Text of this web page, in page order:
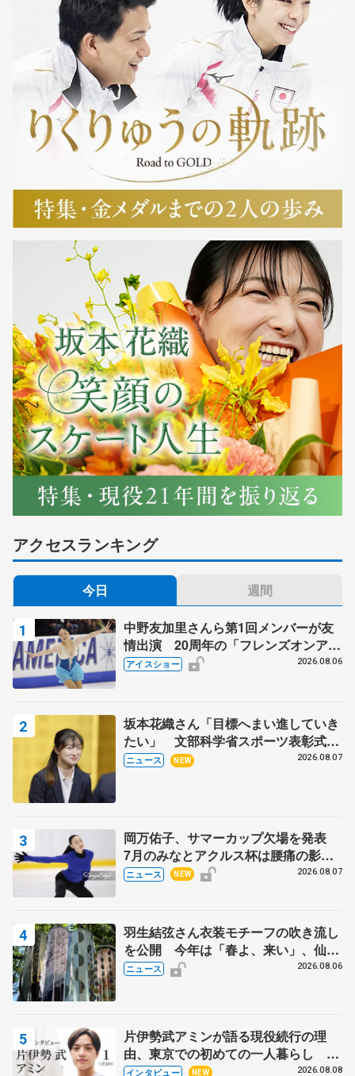
アクセスランキング
今日 週間
中野友加里さんら第1回メンバーが友
情出演 20周年の「フレンズオンアイ
ス」 宮本賢二さん、有川梨絵さん、
アイスショー 2026.08.06
坂本花織さん「目標へまい進していき
たい」 文部科学省スポーツ表彰式で
代表謝辞
ニュース NEW 2026.08.07
岡万佑子、サマーカップ欠場を発表
7月のみなとアクルス杯は腰痛の影響
で
ニュース NEW 2026.08.07
羽生結弦さん衣装モチーフの吹き流し
を公開 今年は「春よ、来い」、仙台
の瑞鳳殿
ニュース 2026.08.06
片伊勢武アミンが語る現役続行の理
由、東京での初めての一人暮らし 注
目スケーターの「今」に迫る
インタビュー NEW 2026.08.08